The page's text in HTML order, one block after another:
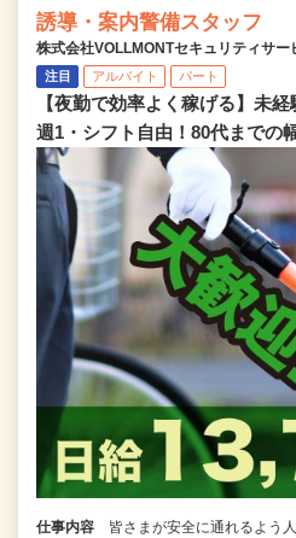
誘導・案内警備スタッフ
株式会社VOLLMONTセキュリティサ
注目 アルバイト パート
【夜勤で効率よく稼げる】未
週1・シフト自由！80代までの
仕事内容
皆さまが安全に通れるよう